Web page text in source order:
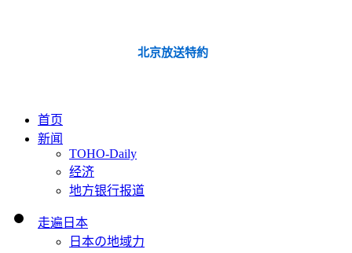
北京放送特約
首页
新闻
TOHO-Daily
经济
地方银行报道
走遍日本
日本の地域力